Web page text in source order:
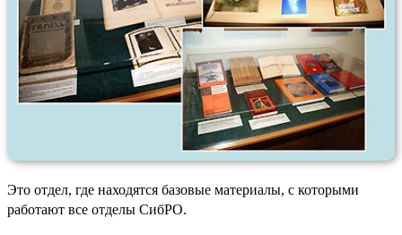
Это отдел, где находятся базовые материалы, с которыми
работают все отделы СибРО.